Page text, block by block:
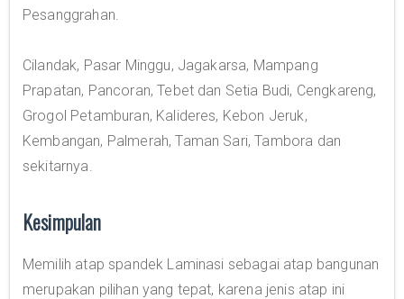
Pesanggrahan.
Cilandak, Pasar Minggu, Jagakarsa, Mampang
Prapatan, Pancoran, Tebet dan Setia Budi, Cengkareng,
Grogol Petamburan, Kalideres, Kebon Jeruk,
Kembangan, Palmerah, Taman Sari, Tambora dan
sekitarnya.
Kesimpulan
Memilih atap spandek Laminasi sebagai atap bangunan
merupakan pilihan yang tepat, karena jenis atap ini